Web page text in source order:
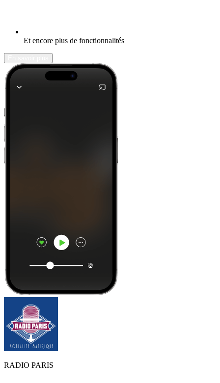
Et encore plus de fonctionnalités
RADIO PARIS